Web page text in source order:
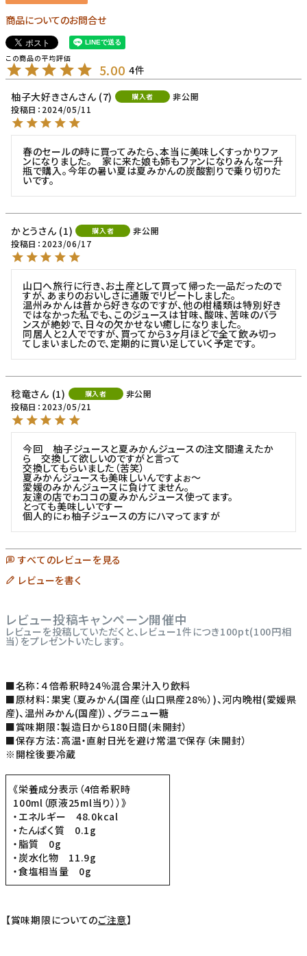
商品についてのお問合せ
5.00 4
柚子大好きさん
7 購入者
非公開
投稿日
2024/05/11
春のセールの時に買ってみたら、本当に美味しくすっかりファ
ンになりました。　家に来た娘も姉もファンになりみんな一升
瓶で購入。今年の暑い夏は夏みかんの炭酸割りで乗り切りた
いです。
かとう 1 購入者
非公開
投稿日
2023/06/17
山口へ旅行に行き、お土産として買って帰った一品だったので
すが、あまりのおいしさに通販でリピートしました。
温州みかんは昔から好きなのですが、他の柑橘類は特別好き
ではなかった私でも、このジュースは甘味、酸味、苦味のバラ
ンスが絶妙で、日々の欠かせない癒しになりました。
同居人と2人でですが、買ってから3ヶ月ほどで全て飲み切っ
てしまいましたので、定期的に買い足していく予定です。
稔竜 1 購入者
非公開
投稿日
2023/05/21
今回　柚子ジュースと夏みかんジュースの注文間違えたか
ら　交換して欲しいのですがと言って
交換してもらいました（苦笑）
夏みかんジュースも美味しいんですよぉ〜
愛媛のみかんジュースに負けてません。
友達の店でゎココの夏みかんジュース使ってます。
とっても美味しいですー
個人的にゎ柚子ジュースの方にハマってますが
すべてのレビューを見る
レビューを書く
レビュー投稿キャンペーン開催中
レビューを投稿していただくと、レビュー1件につき100pt(100円相
当）をプレゼントいたします。
■名称：４倍希釈時24％混合果汁入り飲料
■原材料：果実（夏みかん(国産（山口県産28%）)、河内晩柑(愛媛県
産)、温州みかん(国産)）、グラニュー糖
■賞味期限：製造日から180日間(未開封）
■保存方法：高温・直射日光を避け常温で保存（未開封）
※開栓後要冷蔵
《栄養成分表示（4倍希釈時
100ml（原液25ml当り））》
・エネルギー 48.0kcal
・たんぱく質 0.1g
・脂質 0g
・炭水化物 11.9g
・食塩相当量 0g
【賞味期限についてのご注意】